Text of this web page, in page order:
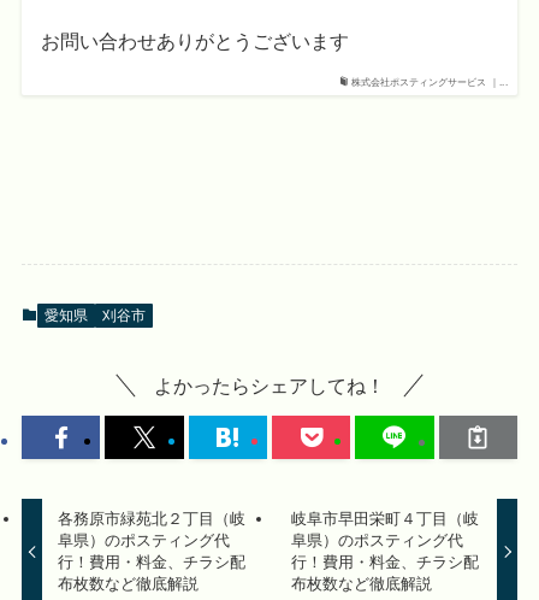
株式会社ポスティングサービス ｜...
お問い合わせありがとうございます
愛知県 刈谷市
よかったらシェアしてね！
各務原市緑苑北２丁目（岐
阜県）のポスティング代
行！費用・料金、チラシ配
布枚数など徹底解説
岐阜市早田栄町４丁目（岐
阜県）のポスティング代
行！費用・料金、チラシ配
布枚数など徹底解説